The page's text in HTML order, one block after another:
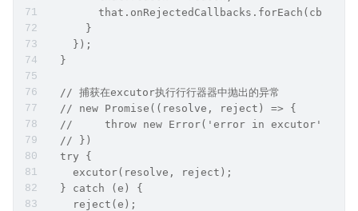
that.onRejectedCallbacks.forEach(cb =>
      }
    });
  }
  // 捕获在excutor执⾏行行器器中抛出的异常
  // new Promise((resolve, reject) => {
  //     throw new Error('error in excutor')
  // })
  try {
    excutor(resolve, reject);
  } catch (e) {
    reject(e);